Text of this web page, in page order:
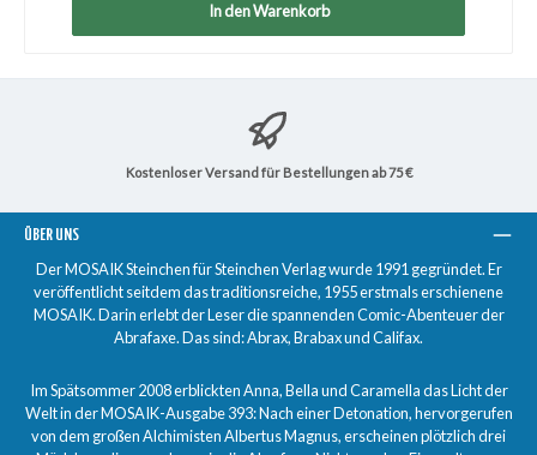
In den Warenkorb
Kostenloser Versand für Bestellungen ab 75 €
ÜBER UNS
Der MOSAIK Steinchen für Steinchen Verlag wurde 1991 gegründet. Er
veröffentlicht seitdem das traditionsreiche, 1955 erstmals erschienene
MOSAIK. Darin erlebt der Leser die spannenden Comic-Abenteuer der
Abrafaxe. Das sind: Abrax, Brabax und Califax.
Im Spätsommer 2008 erblickten Anna, Bella und Caramella das Licht der
Welt in der MOSAIK-Ausgabe 393: Nach einer Detonation, hervorgerufen
von dem großen Alchimisten Albertus Magnus, erscheinen plötzlich drei